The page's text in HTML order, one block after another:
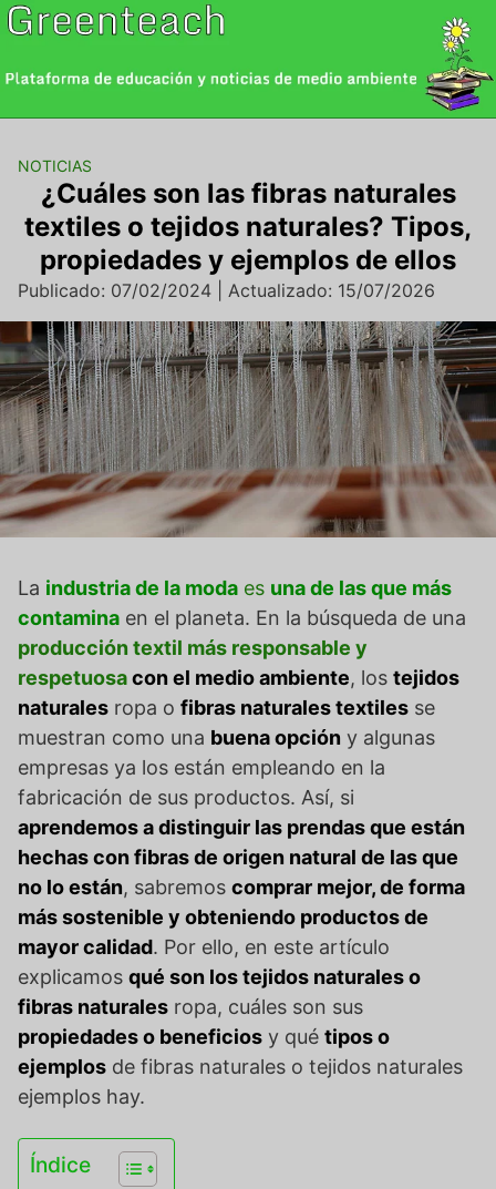
Saltar
al
NOTICIAS
¿Cuáles son las fibras naturales
textiles o tejidos naturales? Tipos,
propiedades y ejemplos de ellos
Publicado: 07/02/2024 | Actualizado: 15/07/2026
La industria de la moda es una de las que más
contamina en el planeta. En la búsqueda de una
producción textil más responsable y
respetuosacon el medio ambiente, los tejidos
naturales ropa o fibras naturales textiles se
muestran como una buena opción y algunas
empresas ya los están empleando en la
fabricación de sus productos. Así, si
aprendemos a distinguir las prendas que están
hechas con fibras de origen natural de las que
no lo están, sabremos comprar mejor, de forma
más sostenible y obteniendo productos de
mayor calidad. Por ello, en este artículo
explicamos qué son los tejidos naturales o
fibras naturales ropa, cuáles son sus
propiedades o beneficios y qué tipos o
ejemplos de fibras naturales o tejidos naturales
ejemplos hay.
Índice